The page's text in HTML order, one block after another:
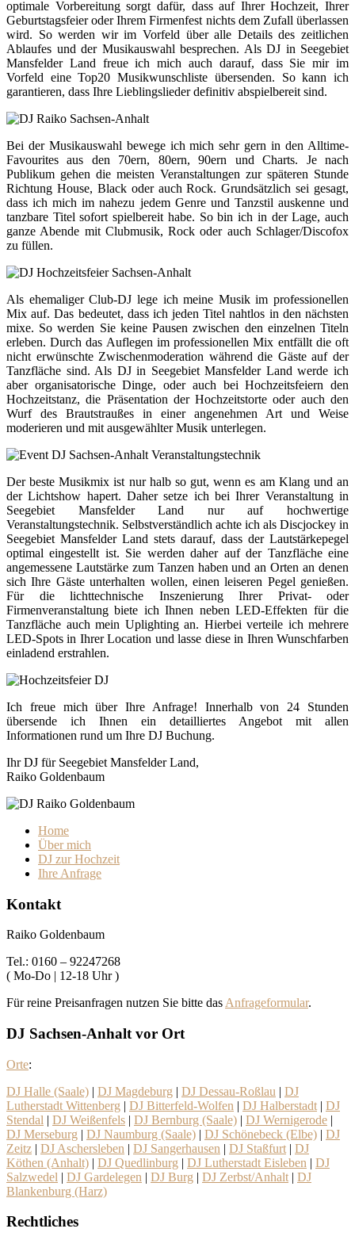
optimale Vorbereitung sorgt dafür, dass auf Ihrer Hochzeit, Ihrer
Geburtstagsfeier oder Ihrem Firmenfest nichts dem Zufall überlassen
wird. So werden wir im Vorfeld über alle Details des zeitlichen
Ablaufes und der Musikauswahl besprechen. Als DJ in Seegebiet
Mansfelder Land freue ich mich auch darauf, dass Sie mir im
Vorfeld eine Top20 Musikwunschliste übersenden. So kann ich
garantieren, dass Ihre Lieblingslieder definitiv abspielbereit sind.
Bei der Musikauswahl bewege ich mich sehr gern in den Alltime-
Favourites aus den 70ern, 80ern, 90ern und Charts. Je nach
Publikum gehen die meisten Veranstaltungen zur späteren Stunde
Richtung House, Black oder auch Rock. Grundsätzlich sei gesagt,
dass ich mich im nahezu jedem Genre und Tanzstil auskenne und
tanzbare Titel sofort spielbereit habe. So bin ich in der Lage, auch
ganze Abende mit Clubmusik, Rock oder auch Schlager/Discofox
zu füllen.
Als ehemaliger Club-DJ lege ich meine Musik im professionellen
Mix auf. Das bedeutet, dass ich jeden Titel nahtlos in den nächsten
mixe. So werden Sie keine Pausen zwischen den einzelnen Titeln
erleben. Durch das Auflegen im professionellen Mix entfällt die oft
nicht erwünschte Zwischenmoderation während die Gäste auf der
Tanzfläche sind. Als DJ in Seegebiet Mansfelder Land werde ich
aber organisatorische Dinge, oder auch bei Hochzeitsfeiern den
Hochzeitstanz, die Präsentation der Hochzeitstorte oder auch den
Wurf des Brautstraußes in einer angenehmen Art und Weise
moderieren und mit ausgewählter Musik unterlegen.
Der beste Musikmix ist nur halb so gut, wenn es am Klang und an
der Lichtshow hapert. Daher setze ich bei Ihrer Veranstaltung in
Seegebiet Mansfelder Land nur auf hochwertige
Veranstaltungstechnik. Selbstverständlich achte ich als Discjockey in
Seegebiet Mansfelder Land stets darauf, dass der Lautstärkepegel
optimal eingestellt ist. Sie werden daher auf der Tanzfläche eine
angemessene Lautstärke zum Tanzen haben und an Orten an denen
sich Ihre Gäste unterhalten wollen, einen leiseren Pegel genießen.
Für die lichttechnische Inszenierung Ihrer Privat- oder
Firmenveranstaltung biete ich Ihnen neben LED-Effekten für die
Tanzfläche auch mein Uplighting an. Hierbei verteile ich mehrere
LED-Spots in Ihrer Location und lasse diese in Ihren Wunschfarben
einladend erstrahlen.
Ich freue mich über Ihre Anfrage! Innerhalb von 24 Stunden
übersende ich Ihnen ein detailliertes Angebot mit allen
Informationen rund um Ihre DJ Buchung.
Ihr DJ für Seegebiet Mansfelder Land,
Raiko Goldenbaum
Home
Über mich
DJ zur Hochzeit
Ihre Anfrage
Kontakt
Raiko Goldenbaum
Tel.: 0160 – 92247268
( Mo-Do | 12-18 Uhr )
Für reine Preisanfragen nutzen Sie bitte das Anfrageformular.
DJ Sachsen-Anhalt vor Ort
Orte:
DJ Halle (Saale) | DJ Magdeburg | DJ Dessau-Roßlau | DJ
Lutherstadt Wittenberg | DJ Bitterfeld-Wolfen | DJ Halberstadt | DJ
Stendal | DJ Weißenfels | DJ Bernburg (Saale) | DJ Wernigerode |
DJ Merseburg | DJ Naumburg (Saale) | DJ Schönebeck (Elbe) | DJ
Zeitz | DJ Aschersleben | DJ Sangerhausen | DJ Staßfurt | DJ
Köthen (Anhalt) | DJ Quedlinburg | DJ Lutherstadt Eisleben | DJ
Salzwedel | DJ Gardelegen | DJ Burg | DJ Zerbst/Anhalt | DJ
Blankenburg (Harz)
Rechtliches